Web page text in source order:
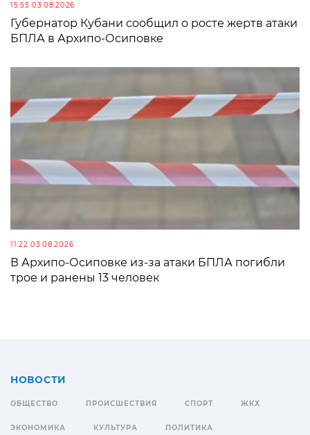
15:55 03.08.2026
Губернатор Кубани сообщил о росте жертв атаки
БПЛА в Архипо-Осиповке
11:22 03.08.2026
В Архипо-Осиповке из-за атаки БПЛА погибли
трое и ранены 13 человек
НОВОСТИ
ОБЩЕСТВО ПРОИСШЕСТВИЯ СПОРТ ЖКХ
ЭКОНОМИКА КУЛЬТУРА ПОЛИТИКА